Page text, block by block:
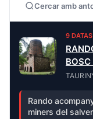
Cercar amb
9
BOSC
Rando
miners del